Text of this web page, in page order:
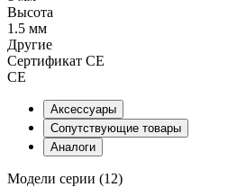
Высота
1.5 мм
Другие
Сертификат CE
CE
Аксессуары
Сопутствующие товары
Аналоги
Модели серии (12)